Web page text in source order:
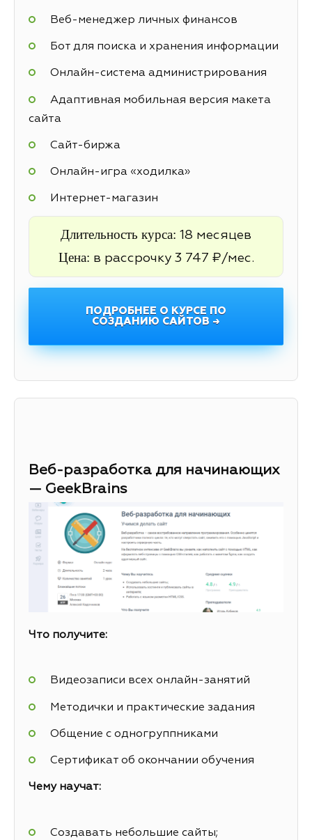
Веб-менеджер личных финансов
Бот для поиска и хранения информации
Онлайн-система администрирования
Адаптивная мобильная версия макета
сайта
Cайт-биржа
Онлайн-игра «ходилка»
Интернет-магазин
Длительность курса: 18 месяцев
Цена: в рассрочку 3 747 ₽/мес.
ПОДРОБНЕЕ О КУРСЕ ПО
СОЗДАНИЮ САЙТОВ →
Веб-разработка для начинающих
— GeekBrains
Что получите:
Видеозаписи всех онлайн-занятий
Методички и практические задания
Общение с одногруппниками
Сертификат об окончании обучения
Чему научат:
Создавать небольшие сайты;